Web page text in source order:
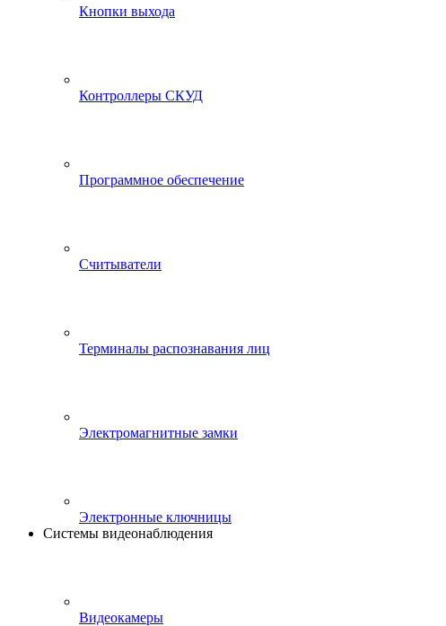
Кнопки выхода
Контроллеры СКУД
Программное обеспечение
Считыватели
Терминалы распознавания лиц
Электромагнитные замки
Электронные ключницы
Системы видеонаблюдения
Видеокамеры